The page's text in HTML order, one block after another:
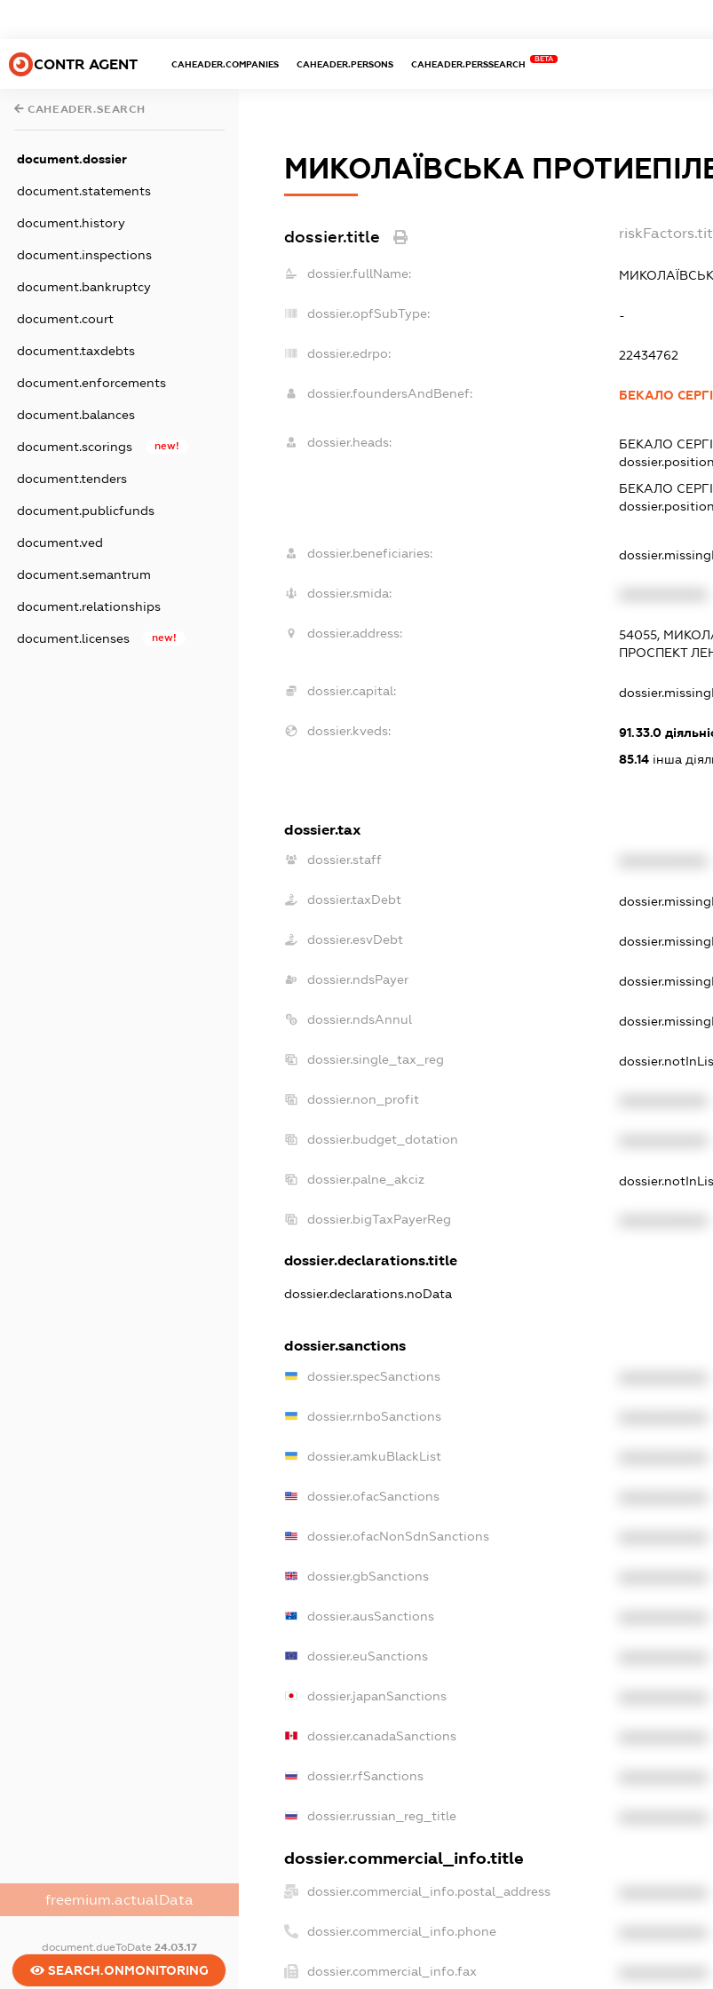
CONTR AGENT CAHEADER.COMPANIES CAHEADER.PERSONS CAHEADER.PERSSEARCH
BETA
CAHEADER.SEARCH
document.dossier
document.statements
document.history
document.inspections
document.bankruptcy
document.court
document.taxdebts
document.enforcements
document.balances
document.scorings new!
document.tenders
document.publicfunds
document.ved
document.semantrum
document.relationships
document.licenses new!
freemium.actualData
document.dueToDate 24.03.17
SEARCH.ONMONITORING
МИКОЛАЇВСЬКА
dossier.title
dossier.fullName:
dossier.opfSubType: -
dossier.edrpo: 22434762
dossier.foundersAndBenef: БЕКАЛО
dossier.heads: БЕКАЛО
БЕКАЛО
dossier.beneficiaries:
dossier.smida:
dossier.address:
54055,
ПРОСПЕКТ
dossier.capital:
dossier.kveds: 91.33.0
85.14 інша
dossier.tax
dossier.staff
dossier.taxDebt
dossier.esvDebt
dossier.ndsPayer
dossier.ndsAnnul
dossier.single_tax_reg
dossier.non_profit
dossier.budget_dotation
dossier.palne_akciz
dossier.bigTaxPayerReg
dossier.declarations.title
dossier.declarations.noData
dossier.sanctions
dossier.specSanctions
dossier.rnboSanctions
dossier.amkuBlackList
dossier.ofacSanctions
dossier.ofacNonSdnSanctions
dossier.gbSanctions
dossier.ausSanctions
dossier.euSanctions
dossier.japanSanctions
dossier.canadaSanctions
dossier.rfSanctions
dossier.russian_reg_title
dossier.commercial_info.title
dossier.commercial_info.postal_address
dossier.commercial_info.phone
dossier.commercial_info.fax